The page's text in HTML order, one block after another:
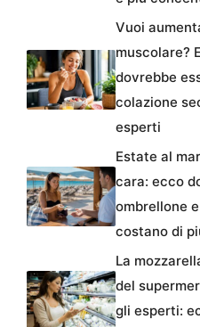
Vuoi
muscolare?
dovrebbe
colazione
esperti
Estate al
cara: ecco
ombrellone
costano di
La
del
gli esperti: